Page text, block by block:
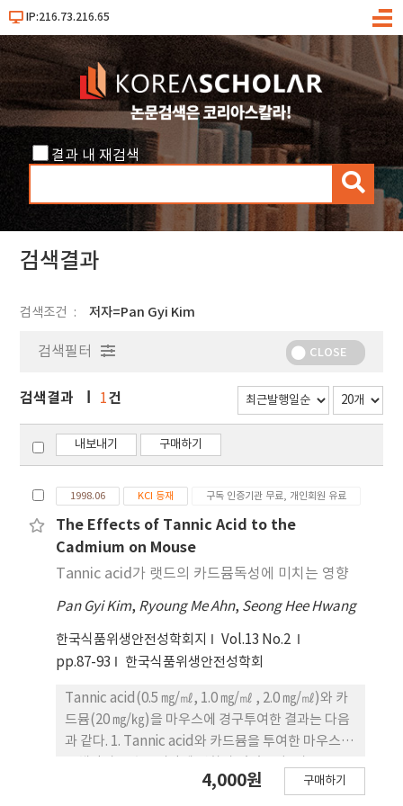
IP:216.73.216.65
메
결과 내 재검색
검
색
검색결과
검색조건 저자=Pan Gyi Kim
검색필터 CLOSE
검색결과 1건
내보내기 구매하기
1998.06 KCI 등재 구독 인증기관 무료, 개인회원 유료
The Effects of Tannic Acid to the
Cadmium on Mouse
Tannic acid가 랫드의 카드뮴독성에 미치는 영향
Pan Gyi Kim, Ryoung Me Ahn, Seong Hee Hwang
한국식품위생안전성학회지
Vol.13 No.2
pp.87-93
한국식품위생안전성학회
Tannic acid(0.5 ㎎/㎖, 1.0 ㎎/㎖ , 2.0 ㎎/㎖)와 카
드뮴(20 ㎎/㎏)을 마우스에 경구투여한 결과는 다음
과 같다. 1. Tannic acid와 카드뮴을 투여한 마우스의
여에 의한 변화는 tannic acid투여에 의하여 감소되
4,000원 구매하기